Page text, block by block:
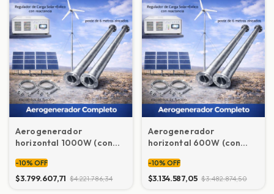
Aerogenerador
horizontal 1000W (con
carga y elementos de
instalación)
-10% OFF
$3.799.607,71 $4.221.786,34
Aerogenerador
horizontal 600W (con
carga y elementos de
instalación)
-10% OFF
$3.134.587,05 $3.482.874,50